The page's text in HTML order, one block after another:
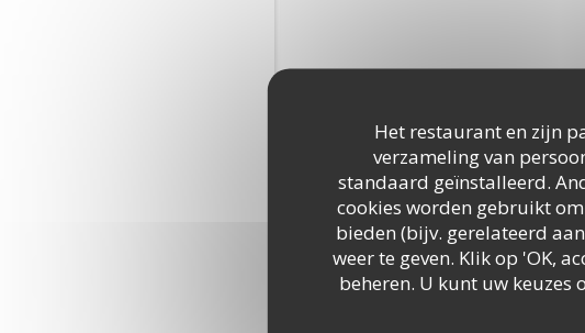
Het restaurant en zijn
verzameling van
standaard geïnstalleerd.
cookies worden gebruikt
bieden (bijv. gerelateerd
weer te geven. Klik op 'OK,
beheren. U kunt uw